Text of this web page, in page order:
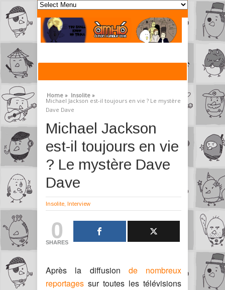
Home » Insolite »
Michael Jackson est-il toujours en vie ? Le mystère
Dave Dave
Michael Jackson
est-il toujours en vie
? Le mystère Dave
Dave
Insolite Interview
0
SHARES
Après la diffusion de nombreux
reportages sur toutes les télévisions